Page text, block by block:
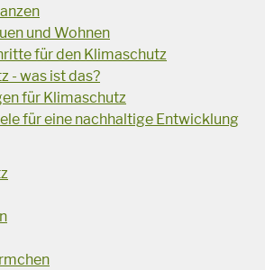
und Wohnen
für den Klimaschutz
- was ist das?
für Klimaschutz
für eine nachhaltige Entwicklung